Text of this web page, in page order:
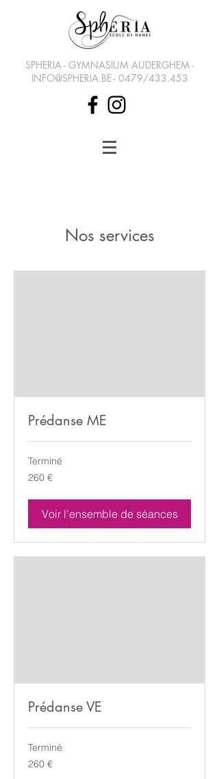
SPHERIA - GYMNASIUM AUDERGHEM -
INFO@SPHERIA.BE- 0479/433.453
Nos services
Prédanse ME
Terminé
260
euros
260 €
Voir l'ensemble de séances
Prédanse VE
Terminé
260
euros
260 €